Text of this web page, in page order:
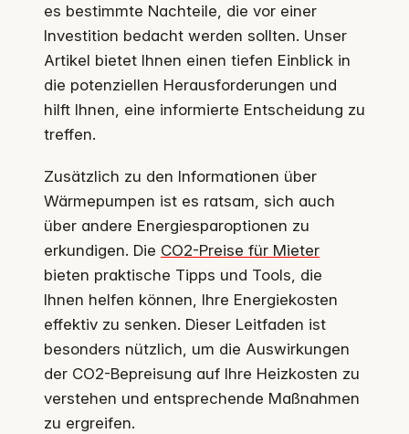
es bestimmte Nachteile, die vor einer
Investition bedacht werden sollten. Unser
Artikel bietet Ihnen einen tiefen Einblick in
die potenziellen Herausforderungen und
hilft Ihnen, eine informierte Entscheidung zu
treffen.
Zusätzlich zu den Informationen über
Wärmepumpen ist es ratsam, sich auch
über andere Energiesparoptionen zu
erkundigen. Die CO2-Preise für Mieter
bieten praktische Tipps und Tools, die
Ihnen helfen können, Ihre Energiekosten
effektiv zu senken. Dieser Leitfaden ist
besonders nützlich, um die Auswirkungen
der CO2-Bepreisung auf Ihre Heizkosten zu
verstehen und entsprechende Maßnahmen
zu ergreifen.